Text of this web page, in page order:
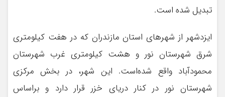
تبدیل شده است.
ایزدشهر از شهرهای استان مازندران که در هفت کیلومتری
شرق شهرستان نور و هشت کیلومتری غرب شهرستان
محمودآباد واقع شده‌است. این شهر، در بخش مرکزی
شهرستان نور در کنار دریای خزر قرار دارد و براساس